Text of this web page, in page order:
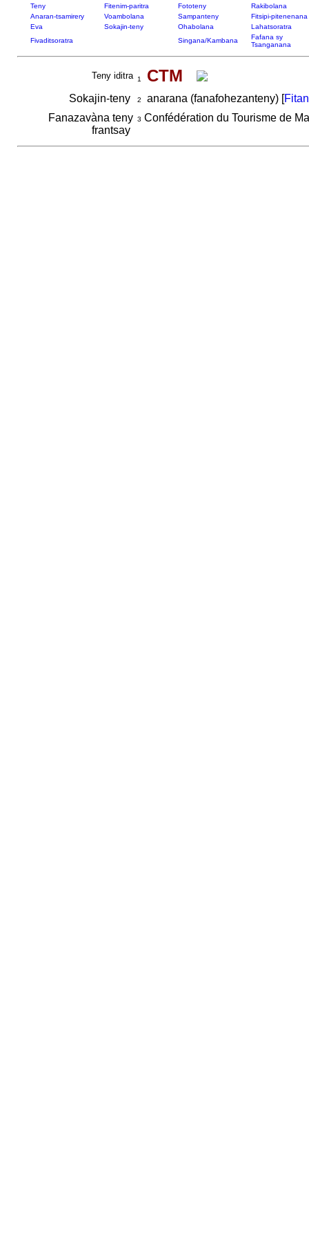
Teny Fitenim-paritra Fototeny
Rakibolana
Anaran-tsamirery
Voambolana Sampanteny
Fitsipi-pitenenana
Eva
Sokajin-teny Ohabolana
Lahatsoratra
Fivaditsoratra
Singana/Kambana
Fafana sy
Tsanganana
Teny iditra 1 CTM
Sokajin-teny 2 anarana (fanafohezanteny) [
Fanazavàna teny
frantsay
3 Confédération du Tourisme de